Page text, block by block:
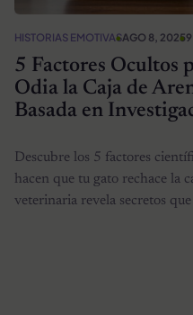
HISTORIAS EMOTIVASAGO 8, 2025
5 Factores Ocultos
Odia la Caja de
Basada en
Descubre los 5 factores
hacen que tu gato rechace la
veterinaria revela secretos